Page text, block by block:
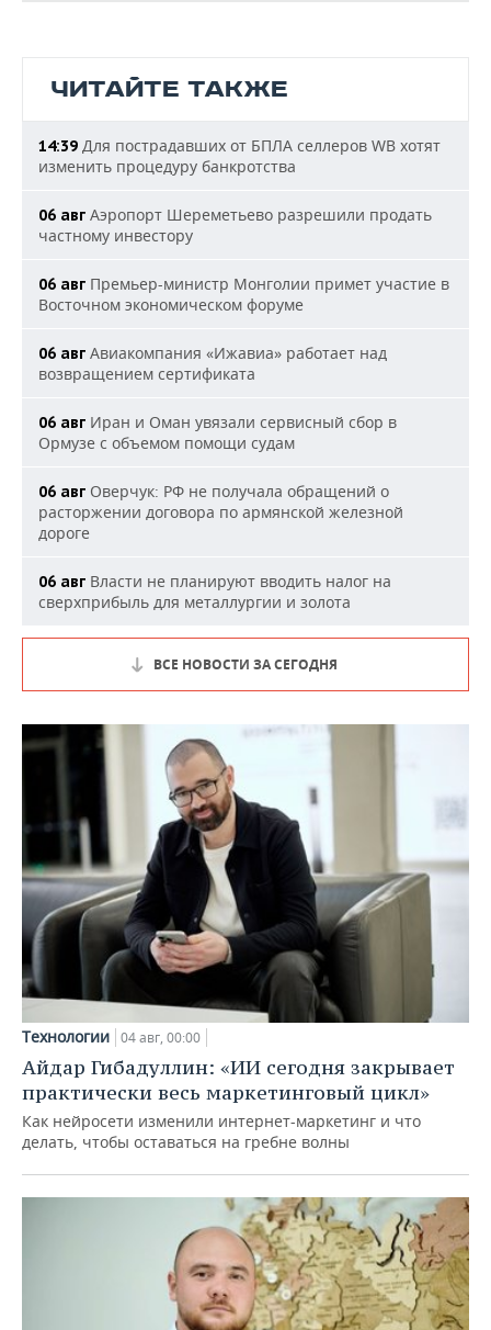
ЧИТАЙТЕ ТАКЖЕ
14:39 Для пострадавших от БПЛА селлеров WB хотят
изменить процедуру банкротства
06 авг Аэропорт Шереметьево разрешили продать
частному инвестору
06 авг Премьер-министр Монголии примет участие в
Восточном экономическом форуме
06 авг Авиакомпания «Ижавиа» работает над
возвращением сертификата
06 авг Иран и Оман увязали сервисный сбор в
Ормузе с объемом помощи судам
06 авг Оверчук: РФ не получала обращений о
расторжении договора по армянской железной
дороге
06 авг Власти не планируют вводить налог на
сверхприбыль для металлургии и золота
ВСЕ НОВОСТИ ЗА СЕГОДНЯ
Технологии 04 авг, 00:00
Айдар Гибадуллин: «ИИ сегодня закрывает
практически весь маркетинговый цикл»
Как нейросети изменили интернет-маркетинг и что
делать, чтобы оставаться на гребне волны